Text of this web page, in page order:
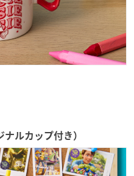
ルカップ付き）